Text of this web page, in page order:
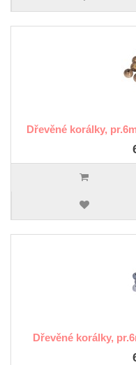
Dřevěné korálky,
Dřevěné korálky,